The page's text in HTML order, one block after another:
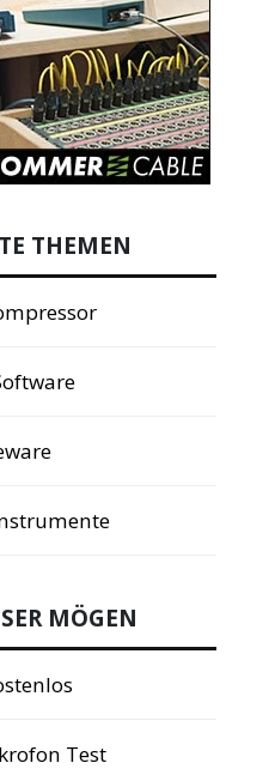
THEMEN
MÖGEN
Test